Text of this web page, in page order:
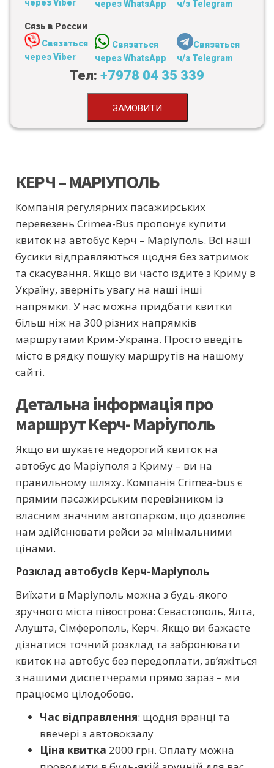
через Viber
через WhatsApp
ч/з Telegram
Сязь в России
Связаться
через Viber
Связаться
через WhatsApp
Связаться
ч/з Telegram
Тел: +7978 04 35 339
ЗАМОВИТИ
КЕРЧ – МАРІУПОЛЬ
Компанія регулярних пасажирських
перевезень Crimea-Bus пропонує купити
квиток на автобус Керч – Маріуполь. Всі наші
бусики відправляються щодня без затримок
та скасування. Якщо ви часто їздите з Криму в
Україну, зверніть увагу на наші інші
напрямки. У нас можна придбати квитки
більш ніж на 300 різних напрямків
маршрутами Крим-Україна. Просто введіть
місто в рядку пошуку маршрутів на нашому
сайті.
Детальна інформація про
маршрут Керч- Маріуполь
Якщо ви шукаєте недорогий квиток на
автобус до Маріуполя з Криму – ви на
правильному шляху. Компанія Crimea-bus є
прямим пасажирським перевізником із
власним значним автопарком, що дозволяє
нам здійснювати рейси за мінімальними
цінами.
Розклад автобусів Керч-Маріуполь
Виїхати в Маріуполь можна з будь-якого
зручного міста півострова: Севастополь, Ялта,
Алушта, Сімферополь, Керч. Якщо ви бажаєте
дізнатися точний розклад та забронювати
квиток на автобус без передоплати, зв’яжіться
з нашими диспетчерами прямо зараз – ми
працюємо цілодобово.
Час відправлення: щодня вранці та
ввечері з автовокзалу
Ціна квитка 2000 грн. Оплату можна